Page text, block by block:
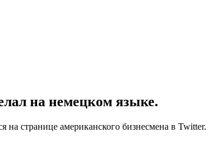
на немецком языке.
странице американского бизнесмена в Twitter.